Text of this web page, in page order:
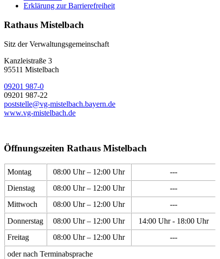
Erklärung zur Barrierefreiheit
Rathaus Mistelbach
Sitz der Verwaltungsgemeinschaft
Kanzleistraße 3
95511 Mistelbach
09201 987-0
09201 987-22
poststelle@vg-mistelbach.bayern.de
www.vg-mistelbach.de
Öffnungszeiten Rathaus Mistelbach
Montag 08:00 Uhr – 12:00 Uhr
---
Dienstag
08:00 Uhr – 12:00 Uhr
---
Mittwoch
08:00 Uhr – 12:00 Uhr
---
Donnerstag
08:00 Uhr – 12:00 Uhr
14:00 Uhr - 18:00 Uhr
Freitag
08:00 Uhr – 12:00 Uhr
---
oder nach Terminabsprache